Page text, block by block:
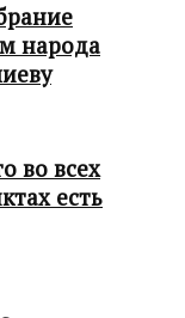
народа
во всех
есть